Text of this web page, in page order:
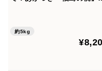
約5kg